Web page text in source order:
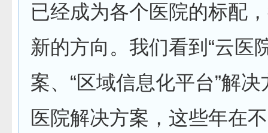
已经成为各个医院的标配
新的方向。我们看到“云医
案、“区域信息化平台”解
医院解决方案，这些年在